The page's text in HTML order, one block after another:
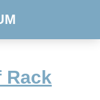
Rack